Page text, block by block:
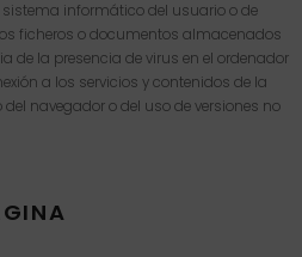
informático del usuario o de
ficheros o documentos almacenados
de la presencia de virus en el ordenador
a los servicios y contenidos de la
navegador o del uso de versiones no